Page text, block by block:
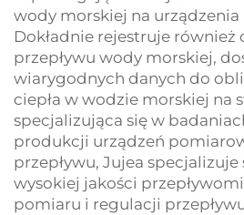
wody morskiej na
Dokładnie rejestruje również
przepływu wody morskiej,
wiarygodnych danych do
ciepła w wodzie morskiej na
specjalizująca się w
produkcji urządzeń
przepływu, Jujea
wysokiej jakości
pomiaru i regulacji